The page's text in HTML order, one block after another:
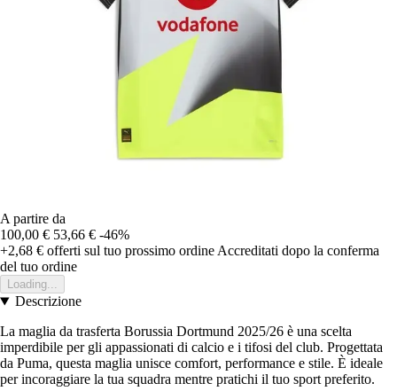
A partire da
100,00 € 53,66 € -46%
+2,68 € offerti sul tuo prossimo ordine Accreditati dopo la conferma
del tuo ordine
Loading...
Descrizione
La maglia da trasferta Borussia Dortmund 2025/26 è una scelta
imperdibile per gli appassionati di calcio e i tifosi del club. Progettata
da Puma, questa maglia unisce comfort, performance e stile. È ideale
per incoraggiare la tua squadra mentre pratichi il tuo sport preferito.